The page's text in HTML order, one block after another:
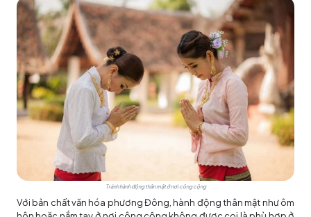
Tránh hành động thân mật ở nơi công cộng
Với bản chất văn hóa phương Đông, hành động thân mật như ôm